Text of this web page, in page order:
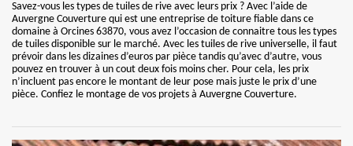
Savez-vous les types de tuiles de rive avec leurs prix ? Avec l’aide de
Auvergne Couverture qui est une entreprise de toiture fiable dans ce
domaine à Orcines 63870, vous avez l’occasion de connaitre tous les types
de tuiles disponible sur le marché. Avec les tuiles de rive universelle, il faut
prévoir dans les dizaines d’euros par pièce tandis qu’avec d’autre, vous
pouvez en trouver à un cout deux fois moins cher. Pour cela, les prix
n’incluent pas encore le montant de leur pose mais juste le prix d’une
pièce. Confiez le montage de vos projets à Auvergne Couverture.